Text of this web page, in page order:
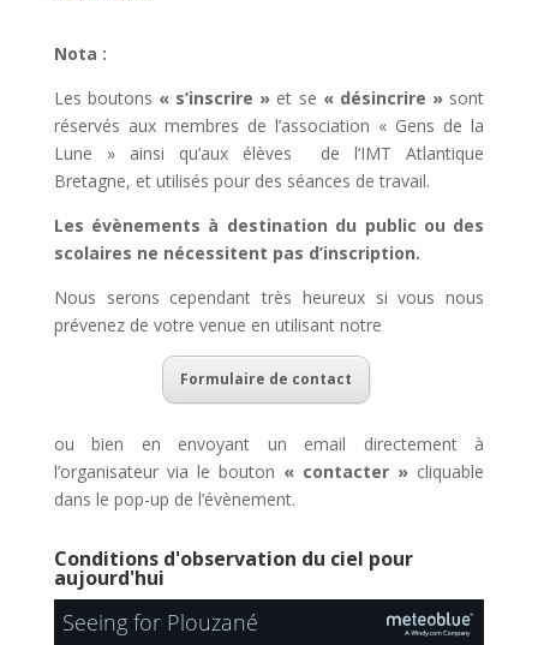
Nota :
Les boutons « s’inscrire » et se « désincrire » sont
réservés aux membres de l’association « Gens de la
Lune » ainsi qu’aux élèves de l’IMT Atlantique
Bretagne, et utilisés pour des séances de travail.
Les évènements à destination du public ou des
scolaires ne nécessitent pas d’inscription.
Nous serons cependant très heureux si vous nous
prévenez de votre venue en utilisant notre
Formulaire de contact
ou bien en envoyant un email directement à
l’organisateur via le bouton « contacter » cliquable
dans le pop-up de l’évènement.
Conditions d'observation du ciel pour
aujourd'hui